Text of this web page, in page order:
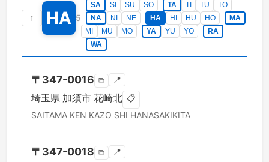
↑ HA 5
SA
SI SU SO TA TI TU
TO
NA
NI NE HA HI HU HO
MA
MI
MU MO YA YU YO
RA
WA
〒 347-0016 ⧉ 📍
埼玉県 加須市 花崎北 📋
SAITAMA KEN KAZO SHI HANASAKIKITA
〒 347-0018 ⧉ 📍